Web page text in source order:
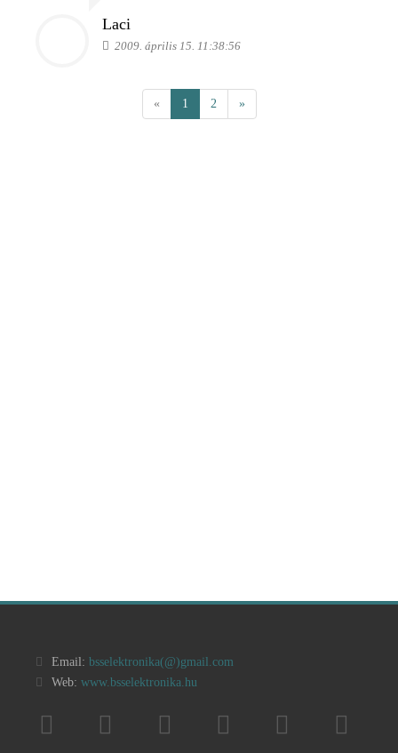
Laci
2009. április 15. 11:38:56
« 1 2 »
Email: bsselektronika(@)gmail.com
Web: www.bsselektronika.hu